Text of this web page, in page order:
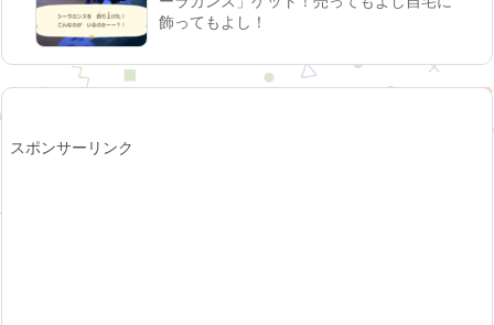
飾ってもよし！
スポンサーリンク